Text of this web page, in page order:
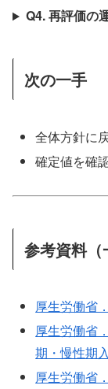
Q4. 再評価の
次の一手
全体方針に
確定値を確
参考資料（
厚生労働省
厚生労働省
期・慢性期
厚生労働省